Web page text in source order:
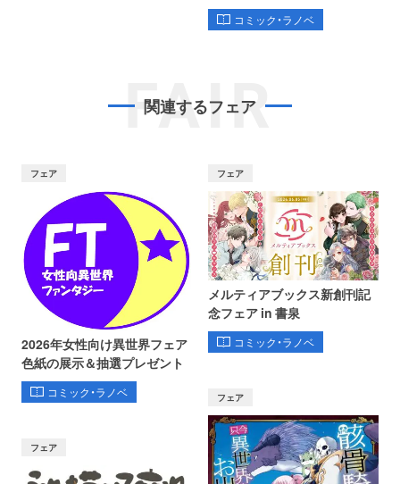
コミック・ラノベ
FAIR
関連するフェア
フェア
2026年女性向け異世界フェア
色紙の展示＆抽選プレゼント
コミック・ラノベ
フェア
メルティアブックス新創刊記
念フェア in 書泉
コミック・ラノベ
フェア
フェア